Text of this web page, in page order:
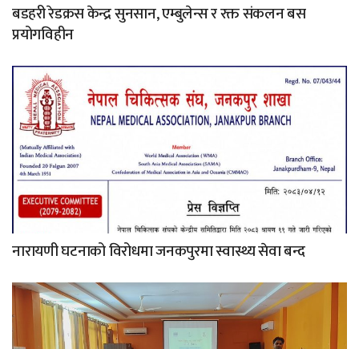
बडहरी रेडक्रस केन्द्र सुनसान, एम्बुलेन्स र रक्त संकलन बस
प्रयोगविहीन
नारायणी घटनाको विरोधमा जनकपुरमा स्वास्थ्य सेवा बन्द